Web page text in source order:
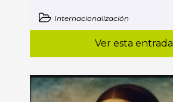
Internacionalización
Ver esta entrada